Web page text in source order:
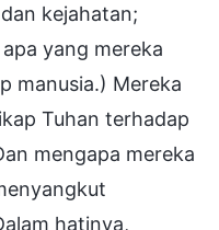
kejahatan;
yang mereka
manusia.) Mereka
Tuhan terhadap
mengapa mereka
hatinya,